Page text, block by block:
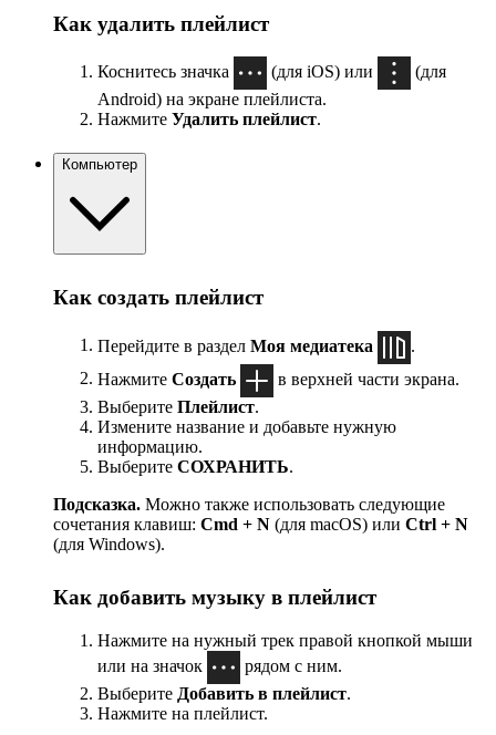
Как удалить плейлист
Коснитесь значка (для iOS) или
(для
Android) на экране плейлиста.
Нажмите Удалить плейлист.
Компьютер
Как создать плейлист
Перейдите в раздел Моя медиатека
.
Нажмите Создать
в верхней части экрана.
Выберите Плейлист.
Измените название и добавьте нужную
информацию.
Выберите СОХРАНИТЬ.
Подсказка. Можно также использовать следующие
сочетания клавиш: Cmd + N (для macOS) или Ctrl + N
(для Windows).
Как добавить музыку в плейлист
Нажмите на нужный трек правой кнопкой мыши
или на значок
рядом с ним.
Выберите Добавить в плейлист.
Нажмите на плейлист.